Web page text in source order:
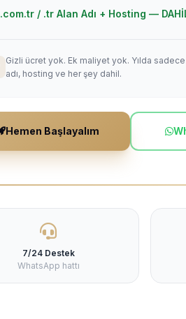
.com.tr / .tr Alan Adı + Hosting —
Gizli ücret yok. Ek maliyet yok. Yılda sadece
adı, hosting ve her şey dahil.
Hemen Başlayalım
7/24 Destek
WhatsApp hattı